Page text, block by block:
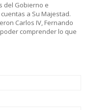
del Gobierno e
a Su Majestad.
Carlos IV, Fernando
poder comprender lo que